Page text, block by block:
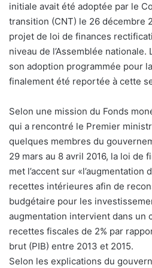
initiale avait été adoptée par le
transition (CNT) le 26 décembre
projet de loi de finances
niveau de l’Assemblée
son adoption programmée pour
finalement été reportée à cette
Selon une mission du Fonds
qui a rencontré le Premier
quelques membres du
29 mars au 8 avril 2016, la loi de
met l’accent sur «l’augmentation
recettes intérieures afin de
budgétaire pour les
augmentation intervient dans un
recettes fiscales de 2% par
brut (PIB) entre 2013 et 2015.
Selon les explications du